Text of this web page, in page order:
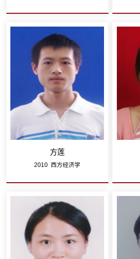
方莲
2010 西方经济学